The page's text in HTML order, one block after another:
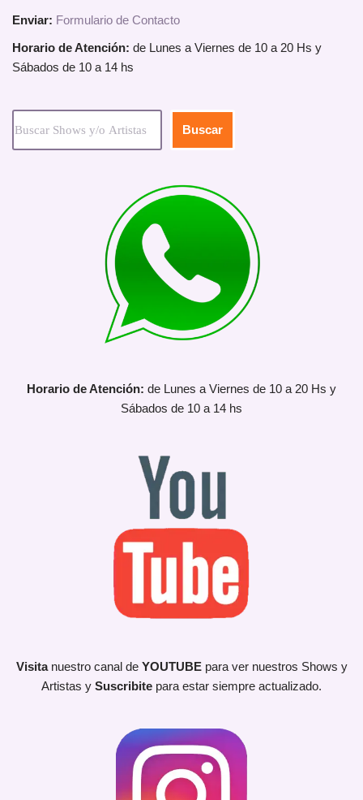
Enviar: Formulario de Contacto
Horario de Atención: de Lunes a Viernes de 10 a 20 Hs y
Sábados de 10 a 14 hs
Buscar
Horario de Atención: de Lunes a Viernes de 10 a 20 Hs y
Sábados de 10 a 14 hs
Visita nuestro canal de YOUTUBEpara ver nuestros Shows y
Artistas y Suscribite para estar siempre actualizado.